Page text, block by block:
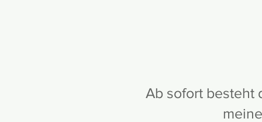
Ab sofort besteht